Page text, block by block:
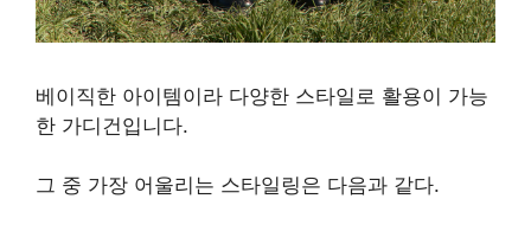
베이직한 아이템이라 다양한 스타일로 활용이 가능
한 가디건입니다.
그 중 가장 어울리는 스타일링은 다음과 같다.